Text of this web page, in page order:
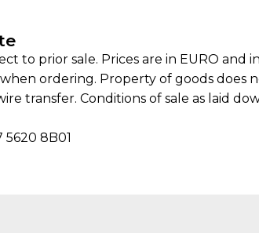
to prior sale. Prices are in EURO and
ordering. Property of goods does
transfer. Conditions of sale as laid
5620 8B01